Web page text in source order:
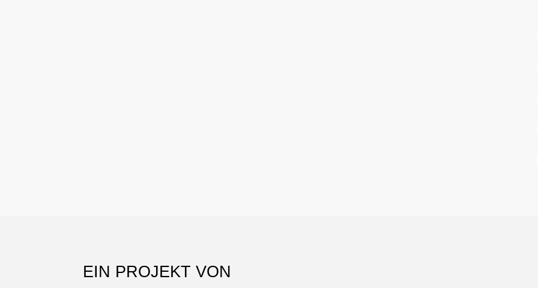
EIN PROJEKT VON